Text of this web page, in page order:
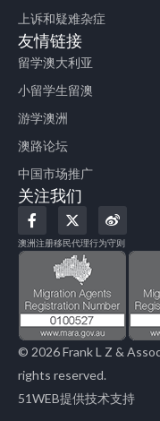
上诉和疑难杂症
友情链接
留学澳大利亚
小留学生留澳
游学澳洲
澳路论坛
中国市场推广
关注我们
F
a
c
e
o
k
-
f
X
-
t
w
i
t
t
e
r
W
e
i
b
澳洲注册移民代理行为守则
© 2026 Frank L Z &
rights reserved.
51WEB提供技术支持